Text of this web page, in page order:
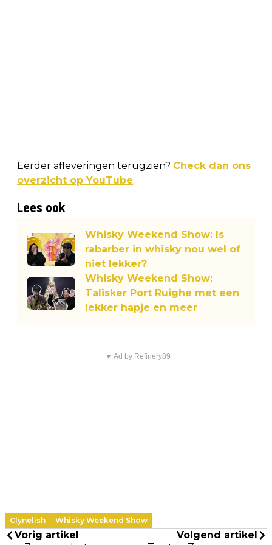
Eerder afleveringen terugzien? Check dan ons
overzicht op YouTube.
Lees ook
Whisky Weekend Show: Is
rabarber in whisky nou wel of
niet lekker?
Whisky Weekend Show:
Talisker Port Ruighe met een
lekker hapje en meer
▼ Ad by Refinery89
Clynelish Whisky Weekend Show
Vorig artikel
Volgend artikel